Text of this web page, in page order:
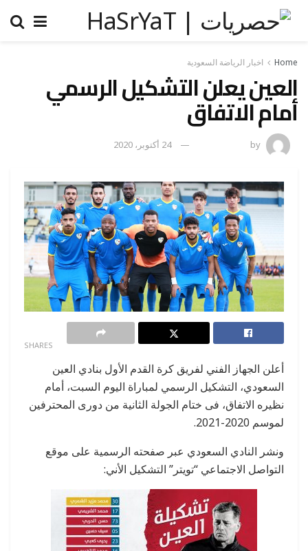
Home اخبار الرياضة السعودية
العين يعلن التشكيل الرسمي
أمام الاتفاق
by 24 أكتوبر، 2020
SHARES
أعلن الجهاز الفني لفريق كرة القدم الأول بنادي العين
السعودي، التشكيل الرسمي لمباراة اليوم السبت، أمام
نظيره الاتفاق، فى ختام الجولة الثانية من دورى المحترفين
لموسم 2020-2021.
ونشر النادي السعودي عبر صفحته الرسمية على موقع
التواصل الاجتماعي “تويتر” التشكيل الأني: